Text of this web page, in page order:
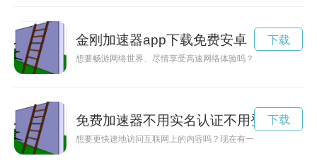
金刚加速器app下载免费安卓
想要畅游网络世界、尽情享受高速网络体验吗？不妨下载金刚
下载
免费加速器不用实名认证不用登录
想要更快速地访问互联网上的内容吗？现在有一款免费加速器
下载